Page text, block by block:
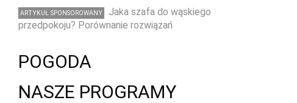
ARTYKUŁ SPONSOROWANY
Jaka szafa do wąskiego
przedpokoju? Porównanie rozwiązań
POGODA
NASZE PROGRAMY